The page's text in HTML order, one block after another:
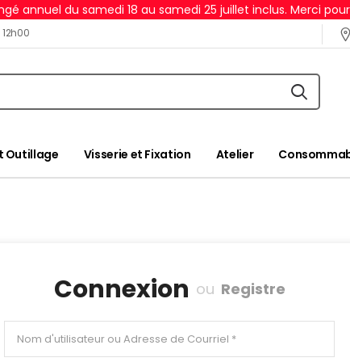
annuel du samedi 18 au samedi 25 juillet inclus. Merci
Outillage Visserie et Fixation Atelier
Connexion ou Registre